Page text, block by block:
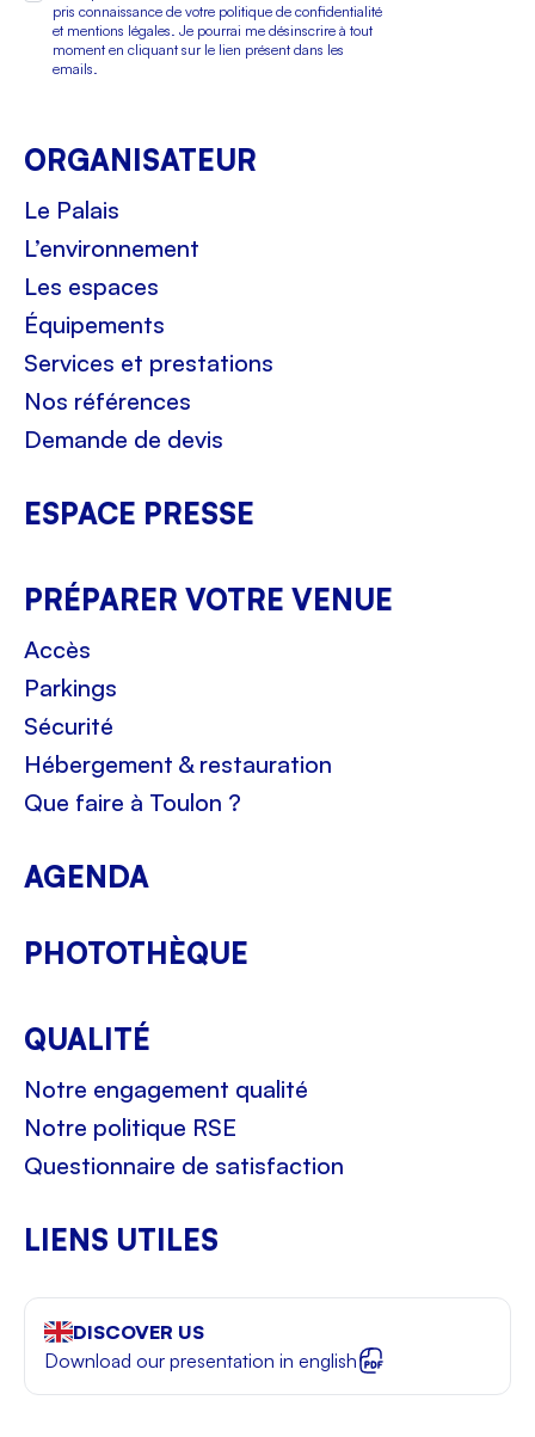
pris connaissance de votre politique de confidentialité
et mentions légales. Je pourrai me désinscrire à tout
moment en cliquant sur le lien présent dans les
emails.
ORGANISATEUR
Le Palais
L’environnement
Les espaces
Équipements
Services et prestations
Nos références
Demande de devis
ESPACE PRESSE
PRÉPARER VOTRE VENUE
Accès
Parkings
Sécurité
Hébergement & restauration
Que faire à Toulon ?
AGENDA
PHOTOTHÈQUE
QUALITÉ
Notre engagement qualité
Notre politique RSE
Questionnaire de satisfaction
LIENS UTILES
DISCOVER US
Download our presentation in english